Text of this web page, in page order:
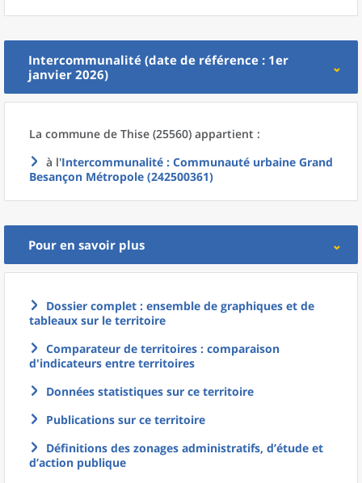
Intercommunalité (date de référence : 1er
janvier 2026)
La commune de Thise (25560) appartient :
à l'Intercommunalité : Communauté urbaine Grand
Besançon Métropole (242500361)
Pour en savoir plus
Dossier complet : ensemble de graphiques et de
tableaux sur le territoire
Comparateur de territoires : comparaison
d'indicateurs entre territoires
Données statistiques sur ce territoire
Publications sur ce territoire
Définitions des zonages administratifs, d’étude et
d’action publique